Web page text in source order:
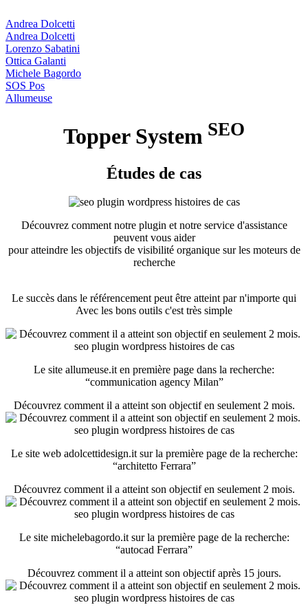
Andrea Dolcetti
Andrea Dolcetti
Lorenzo Sabatini
Ottica Galanti
Michele Bagordo
SOS Pos
Allumeuse
Topper System SEO
Études de cas
Découvrez comment notre plugin et notre service d'assistance
peuvent vous aider
pour atteindre les objectifs de visibilité organique sur les moteurs de
recherche
Le succès dans le référencement peut être atteint par n'importe qui
Avec les bons outils c'est très simple
Le site allumeuse.it en première page dans la recherche:
“communication agency Milan”
Découvrez comment il a atteint son objectif en seulement 2 mois.
Le site web adolcettidesign.it sur la première page de la recherche:
“architetto Ferrara”
Découvrez comment il a atteint son objectif en seulement 2 mois.
Le site michelebagordo.it sur la première page de la recherche:
“autocad Ferrara”
Découvrez comment il a atteint son objectif après 15 jours.